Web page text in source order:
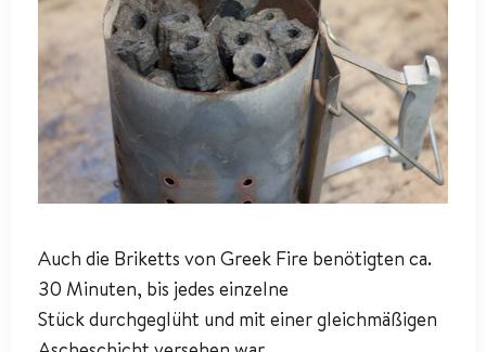
Auch die Briketts von Greek Fire benötigten ca.
30 Minuten, bis jedes einzelne
Stück durchgeglüht und mit einer gleichmäßigen